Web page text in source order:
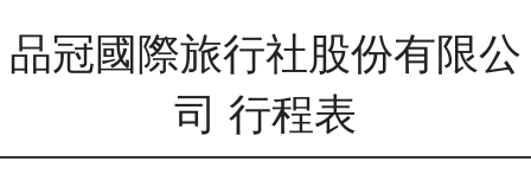
品冠國際旅行社股份有限公
司 行程表